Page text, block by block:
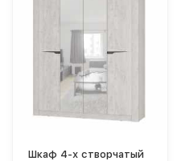
Шкаф 4-х створчатый